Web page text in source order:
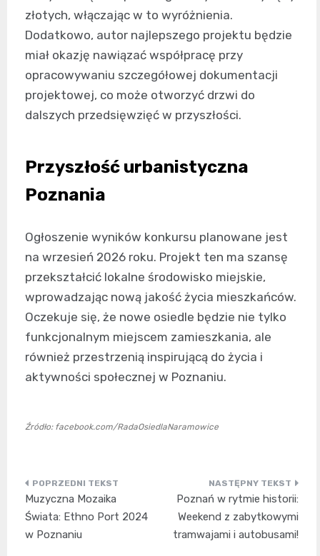
złotych, włączając w to wyróżnienia.
Dodatkowo, autor najlepszego projektu będzie
miał okazję nawiązać współpracę przy
opracowywaniu szczegółowej dokumentacji
projektowej, co może otworzyć drzwi do
dalszych przedsięwzięć w przyszłości.
Przyszłość urbanistyczna
Poznania
Ogłoszenie wyników konkursu planowane jest
na wrzesień 2026 roku. Projekt ten ma szansę
przekształcić lokalne środowisko miejskie,
wprowadzając nową jakość życia mieszkańców.
Oczekuje się, że nowe osiedle będzie nie tylko
funkcjonalnym miejscem zamieszkania, ale
również przestrzenią inspirującą do życia i
aktywności społecznej w Poznaniu.
Źródło: facebook.com/RadaOsiedlaNaramowice
Nawigacja
wpisu
Muzyczna Mozaika
Świata: Ethno Port 2024
w Poznaniu
Poznań w rytmie historii:
Weekend z zabytkowymi
tramwajami i autobusami!